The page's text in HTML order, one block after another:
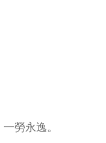
勞永逸。